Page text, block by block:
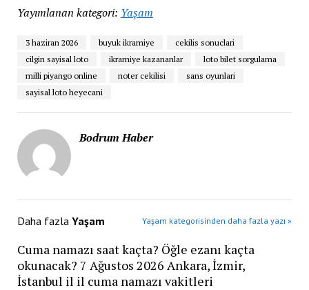
Yayımlanan kategori: Yaşam
3 haziran 2026 buyuk ikramiye
cekilis sonuclari
cilgin sayisal loto
ikramiye kazananlar
loto bilet sorgulama
milli piyango online
noter cekilisi
sans oyunlari
sayisal loto heyecani
Bodrum Haber
Daha fazla Yaşam Yaşam kategorisinden daha fazla yazı »
Cuma namazı saat kaçta? Öğle ezanı kaçta
okunacak? 7 Ağustos 2026 Ankara, İzmir,
İstanbul il il cuma namazı vakitleri